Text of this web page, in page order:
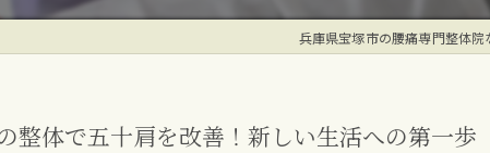
兵庫県宝塚市の腰痛専門整体
整体で五十肩を改善！新しい生活への第一歩